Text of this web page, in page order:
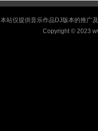
本站仅提供音乐作品DJ版本的推广
Copyright © 2023